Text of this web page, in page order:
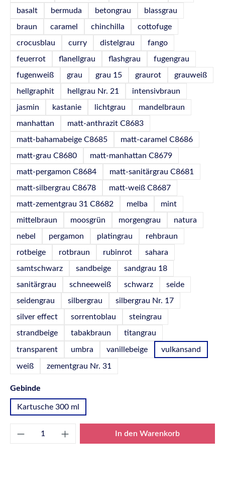
basalt
bermuda betongrau
blassgrau
braun
caramel chinchilla
cottofuge
crocusblau
curry distelgrau
fango
feuerrot
flanellgrau flashgrau
fugengrau
fugenweiß
grau grau 15 graurot
grauweiß
hellgraphit
hellgrau Nr. 21
intensivbraun
jasmin
kastanie lichtgrau
mandelbraun
manhattan
matt-anthrazit C8683
matt-bahamabeige C8685
matt-caramel C8686
matt-grau C8680
matt-manhattan C8679
matt-pergamon C8684
matt-sanitärgrau C8681
matt-silbergrau C8678
matt-weiß C8687
matt-zementgrau 31 C8682
melba
mint
mittelbraun
moosgrün morgengrau
natura
nebel
pergamon platingrau
rehbraun
rotbeige
rotbraun rubinrot
sahara
samtschwarz
sandbeige
sandgrau 18
sanitärgrau
schneeweiß schwarz
seide
seidengrau
silbergrau
silbergrau Nr. 17
silver effect
sorrentoblau
steingrau
strandbeige
tabakbraun titangrau
transparent umbra vanillebeige vulkansand
weiß zementgrau Nr. 31
Gebinde
Kartusche 300 ml
Produkt Anzahl: Gib den gewünschten
In den Warenkorb